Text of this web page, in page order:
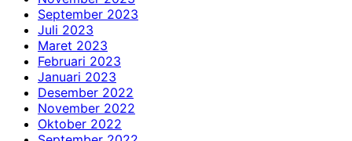
September 2023
Juli 2023
Maret 2023
Februari 2023
Januari 2023
Desember 2022
November 2022
Oktober 2022